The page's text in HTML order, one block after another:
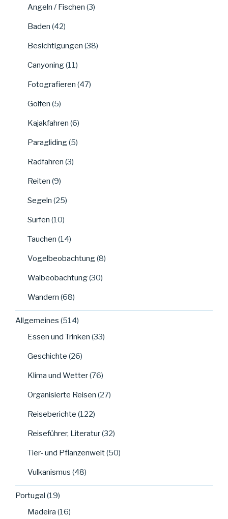
Angeln / Fischen (3)
Baden (42)
Besichtigungen (38)
Canyoning(11)
Fotografieren (47)
Golfen (5)
Kajakfahren (6)
Paragliding(5)
Radfahren (3)
Reiten (9)
Segeln (25)
Surfen (10)
Tauchen (14)
Vogelbeobachtung(8)
Walbeobachtung(30)
Wandern (68)
Allgemeines (514)
Essen und Trinken (33)
Geschichte (26)
Klima und Wetter(76)
Organisierte Reisen (27)
Reiseberichte (122)
Reiseführer, Literatur(32)
Tier- und Pflanzenwelt(50)
Vulkanismus (48)
Portugal (19)
Madeira (16)